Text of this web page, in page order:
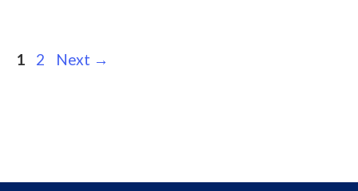
Post
Page
1 Page
2 Next →